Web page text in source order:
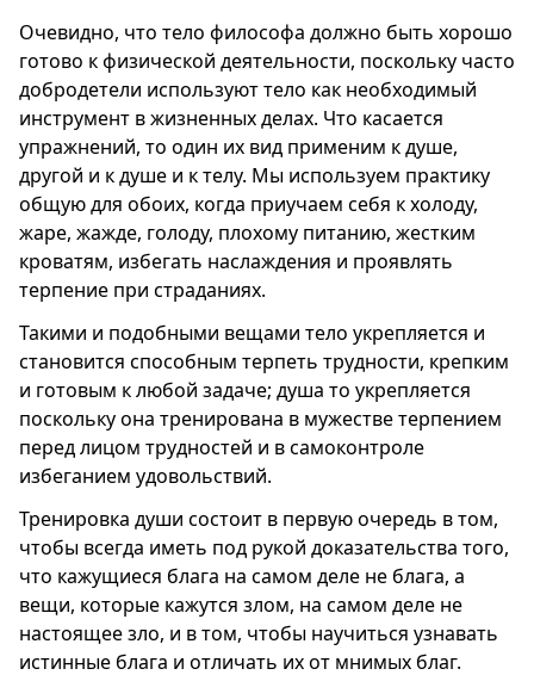
Очевидно, что тело философа должно быть хорошо
готово к физической деятельности, поскольку часто
добродетели используют тело как необходимый
инструмент в жизненных делах. Что касается
упражнений, то один их вид применим к душе,
другой и к душе и к телу. Мы используем практику
общую для обоих, когда приучаем себя к холоду,
жаре, жажде, голоду, плохому питанию, жестким
кроватям, избегать наслаждения и проявлять
терпение при страданиях.
Такими и подобными вещами тело укрепляется и
становится способным терпеть трудности, крепким
и готовым к любой задаче; душа то укрепляется
поскольку она тренирована в мужестве терпением
перед лицом трудностей и в самоконтроле
избеганием удовольствий.
Тренировка души состоит в первую очередь в том,
чтобы всегда иметь под рукой доказательства того,
что кажущиеся блага на самом деле не блага, а
вещи, которые кажутся злом, на самом деле не
настоящее зло, и в том, чтобы научиться узнавать
истинные блага и отличать их от мнимых благ.